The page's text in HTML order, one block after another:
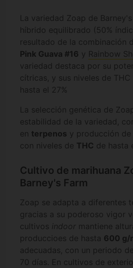
La variedad Zoap de
híbrido equilibrado (50%
resultado de la combinación
Pink Guava #16 y Rainbow
variedad destaca por su
cítricas, y sus niveles de THC
hasta el 27%
La selección genética de
estabilidad de la variedad,
en terpenos y producción de
con niveles de THC de hasta
Cultivo de marihuana
Barney's Farm
Zoap se adapta a diferentes
gracias a su poderoso vigor
cultivos indoor
mantiene
produccioes de hasta 600 g/
adecuadas, con un periodo
70 días. En cultivos de